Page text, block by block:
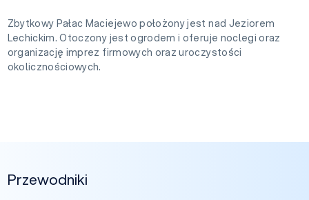
Zbytkowy Pałac Maciejewo położony jest nad Jeziorem
Lechickim. Otoczony jest ogrodem i oferuje noclegi oraz
organizację imprez firmowych oraz uroczystości
okolicznościowych.
Przewodniki